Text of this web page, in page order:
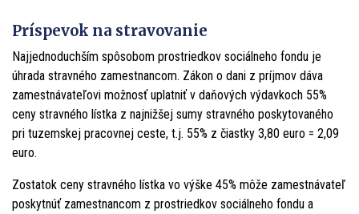
Príspevok na stravovanie
Najjednoduchším spôsobom prostriedkov sociálneho fondu je
úhrada stravného zamestnancom. Zákon o dani z príjmov dáva
zamestnávateľovi možnosť uplatniť v daňových výdavkoch 55%
ceny stravného lístka z najnižšej sumy stravného poskytovaného
pri tuzemskej pracovnej ceste, t.j. 55% z čiastky 3,80 euro = 2,09
euro.
Zostatok ceny stravného lístka vo výške 45% môže zamestnávateľ
poskytnúť zamestnancom z prostriedkov sociálneho fondu a